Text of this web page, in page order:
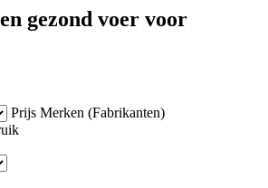
gezond voer voor
Prijs Merken (Fabrikanten)